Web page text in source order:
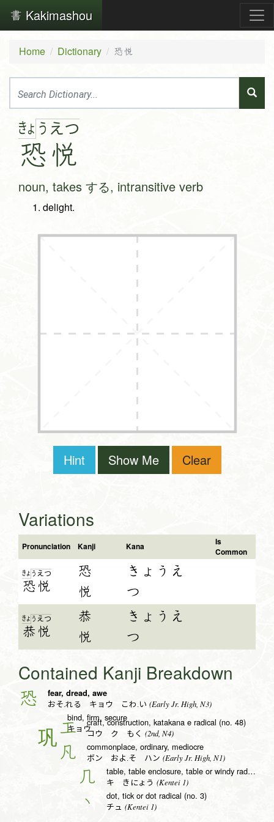
Kakimashou
Home Dictionary 恐悦
きょ う
恐
えつ
悦
noun, takes する, intransitive verb
delight.
Hint Show Me Clear
Variations
Pronunciation Kanji Kana
Is
Common
きょ う
恐
えつ
悦
恐
悦
きょうえ
つ
きょ う
恭
えつ
悦
恭
悦
きょうえ
つ
Contained Kanji Breakdown
恐 fear, dread, awe
おそ.れる キョウ こわ.い (Early Jr. High, N3)
bind, firm, secure
キョウ
工 craft, construction, katakana e radical (no. 48)
コウ ク もく (2nd, N4)
凡 commonplace, ordinary, mediocre
ボン およ.そ ハン (Early Jr. High, N1)
几 table, table enclosure, table or windy radical (no. 16)
キ きにょう (Kentei 1)
丶 dot, tick or dot radical (no. 3)
チュ (Kentei 1)